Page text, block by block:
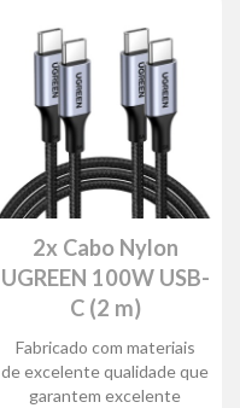
2x Cabo Nylon
UGREEN 100W USB-
C (2 m)
Fabricado com materiais
de excelente qualidade que
garantem excelente